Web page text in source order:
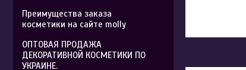
Преимущества заказа
косметики на сайте molly
ОПТОВАЯ ПРОДАЖА
ДЕКОРАТИВНОЙ КОСМЕТИКИ ПО
УКРАИНЕ.